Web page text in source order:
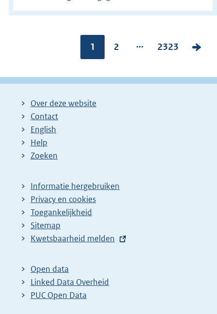
Pagina:
1
P
g
2 ...
P
g
2323
V
l
Over deze website
Contact
English
Help
Zoeken
Informatie hergebruiken
Privacy en cookies
Toegankelijkheid
Sitemap
E
t
e
r
Kwetsbaarheid melden
Open data
Linked Data Overheid
PUC Open Data